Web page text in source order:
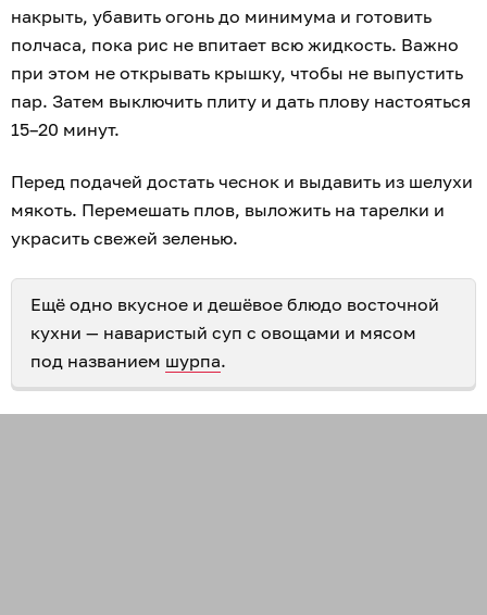
накрыть, убавить огонь до минимума и готовить
полчаса, пока рис не впитает всю жидкость. Важно
при этом не открывать крышку, чтобы не выпустить
пар. Затем выключить плиту и дать плову настояться
15–20 минут.
Перед подачей достать чеснок и выдавить из шелухи
мякоть. Перемешать плов, выложить на тарелки и
украсить свежей зеленью.
Ещё одно вкусное и дешёвое блюдо восточной
кухни — наваристый суп с овощами и мясом
под названием шурпа.